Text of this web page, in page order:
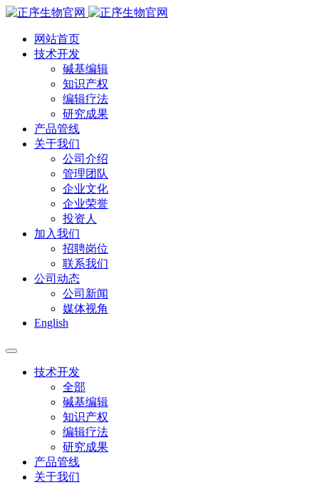
网站首页
技术开发
碱基编辑
知识产权
编辑疗法
研究成果
产品管线
关于我们
公司介绍
管理团队
企业文化
企业荣誉
投资人
加入我们
招聘岗位
联系我们
公司动态
公司新闻
媒体视角
English
技术开发
全部
碱基编辑
知识产权
编辑疗法
研究成果
产品管线
关于我们